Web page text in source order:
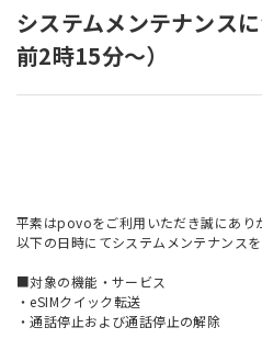
システムメンテナンス
前2時15分～）
平素はpovoをご利用いただき誠にあり
以下の日時にてシステムメンテナンスを
■対象の機能・サービス
・eSIMクイック転送
・通話停止および通話停止の解除